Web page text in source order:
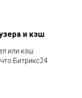
и кэш
или кэш
Битрикс24